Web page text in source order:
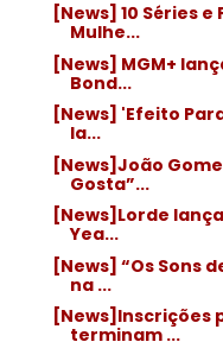
[News] 10 Séries
Mulhe...
[News] MGM+
Bond...
[News] 'Efeito
la...
[News]João
Gosta”...
[News]Lorde
Yea...
[News] “Os Sons
na ...
[News]Inscrições
terminam ...